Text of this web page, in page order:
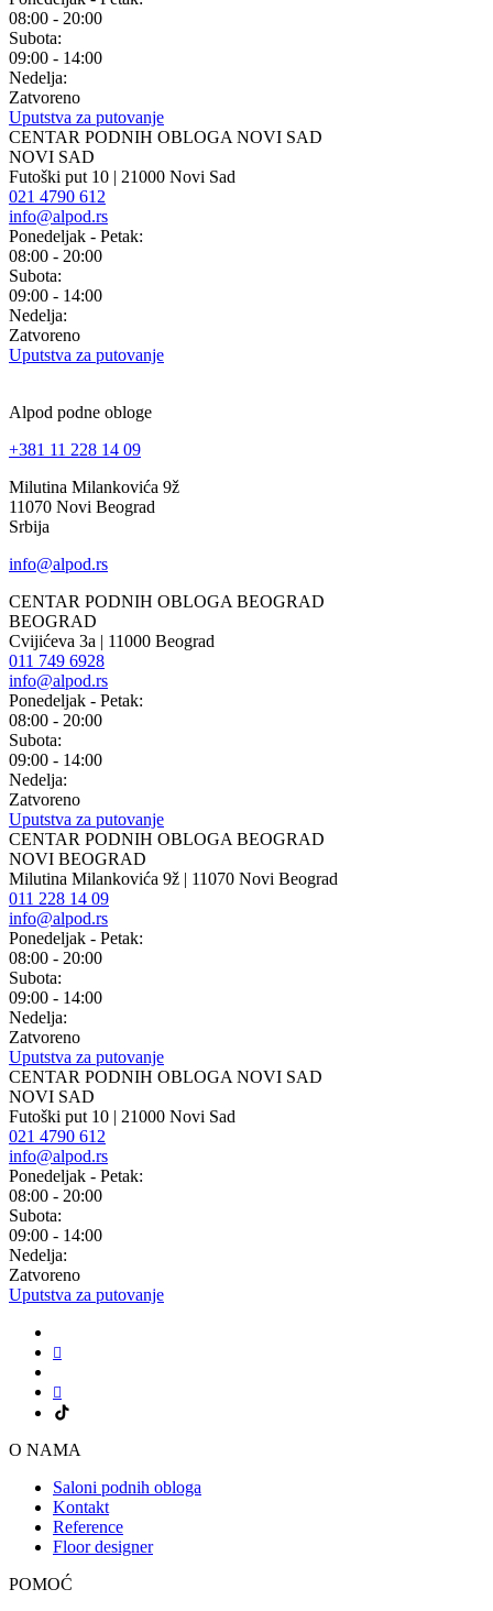
08:00 - 20:00
Subota:
09:00 - 14:00
Nedelja:
Zatvoreno
Uputstva za putovanje
CENTAR PODNIH OBLOGA NOVI SAD
NOVI SAD
Futoški put 10 | 21000 Novi Sad
021 4790 612
info@alpod.rs
Ponedeljak - Petak:
08:00 - 20:00
Subota:
09:00 - 14:00
Nedelja:
Zatvoreno
Uputstva za putovanje
Alpod podne obloge
+381 11 228 14 09
Milutina Milankovića 9ž
11070 Novi Beograd
Srbija
info@alpod.rs
CENTAR PODNIH OBLOGA BEOGRAD
BEOGRAD
Cvijićeva 3a | 11000 Beograd
011 749 6928
info@alpod.rs
Ponedeljak - Petak:
08:00 - 20:00
Subota:
09:00 - 14:00
Nedelja:
Zatvoreno
Uputstva za putovanje
CENTAR PODNIH OBLOGA BEOGRAD
NOVI BEOGRAD
Milutina Milankovića 9ž | 11070 Novi Beograd
011 228 14 09
info@alpod.rs
Ponedeljak - Petak:
08:00 - 20:00
Subota:
09:00 - 14:00
Nedelja:
Zatvoreno
Uputstva za putovanje
CENTAR PODNIH OBLOGA NOVI SAD
NOVI SAD
Futoški put 10 | 21000 Novi Sad
021 4790 612
info@alpod.rs
Ponedeljak - Petak:
08:00 - 20:00
Subota:
09:00 - 14:00
Nedelja:
Zatvoreno
Uputstva za putovanje
O NAMA
Saloni podnih obloga
Kontakt
Reference
Floor designer
POMOĆ